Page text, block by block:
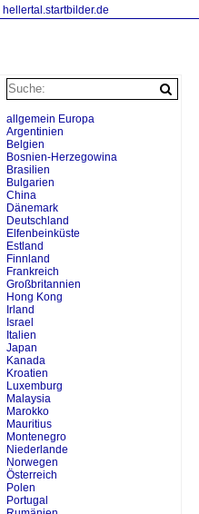
hellertal.startbilder.de
allgemein Europa
Argentinien
Belgien
Bosnien-Herzegowina
Brasilien
Bulgarien
China
Dänemark
Deutschland
Elfenbeinküste
Estland
Finnland
Frankreich
Großbritannien
Hong Kong
Irland
Israel
Italien
Japan
Kanada
Kroatien
Luxemburg
Malaysia
Marokko
Mauritius
Montenegro
Niederlande
Norwegen
Österreich
Polen
Portugal